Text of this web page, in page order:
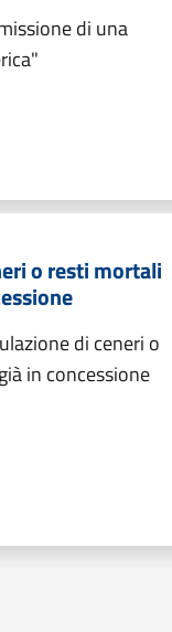
di una
o resti mortali
di ceneri o
in concessione